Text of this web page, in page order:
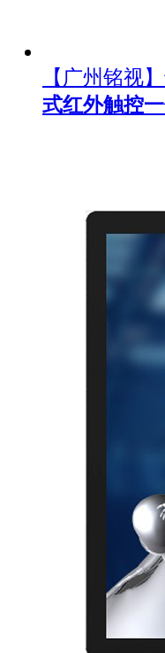
【广州铭视
式红外触控